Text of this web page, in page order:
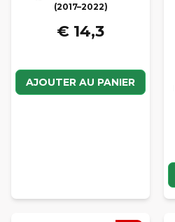
(2017–2022)
€ 14,3
AJOUTER AU PANIER